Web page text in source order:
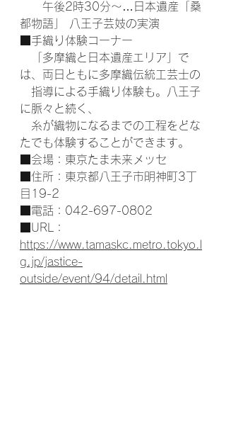
午後2時30分～…日本遺産「桑
都物語」 八王子芸妓の実演
■手織り体験コーナー
「多摩織と日本遺産エリア」で
は、両日ともに多摩織伝統工芸士の
指導による手織り体験も。八王子
に脈々と続く、
糸が織物になるまでの工程をどな
たでも体験することができます。
■会場：東京たま未来メッセ
■住所：東京都八王子市明神町3丁
目19-2
■電話：042-697-0802
■URL：
https://www.tamaskc.metro.tokyo.l
g.jp/jastice-
outside/event/94/detail.html